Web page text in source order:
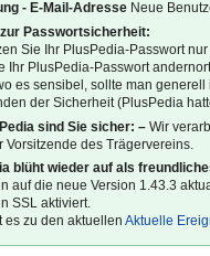
- E-Mail-Adresse Neue
Passwortsicherheit:
Sie Ihr PlusPedia-Passwort nur
Ihr PlusPedia-Passwort
es sensibel, sollte man
der Sicherheit (PlusPedia
sind Sie sicher: – Wir
Vorsitzende des Trägervereins.
blüht wieder auf als
auf die neue Version 1.43.3
SSL aktiviert.
es zu den aktuellenAktuelle